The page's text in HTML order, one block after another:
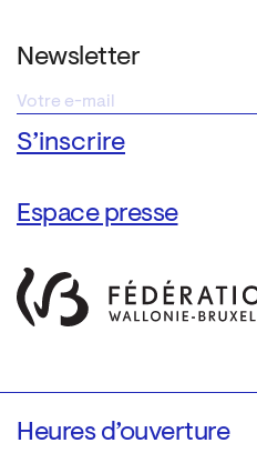
Newsletter
Espace presse
Heures d’ouverture